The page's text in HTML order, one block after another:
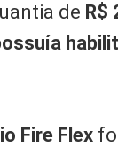
de R$
Fire Flex